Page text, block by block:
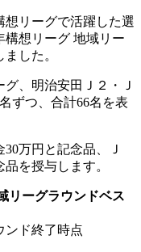
想リーグで活躍した選
想リーグ 地域リー
した。
、明治安田Ｊ２・Ｊ
ずつ、合計66名を表
万円と記念品、Ｊ
を授与します。
リーグラウンドベス
ンド終了時点